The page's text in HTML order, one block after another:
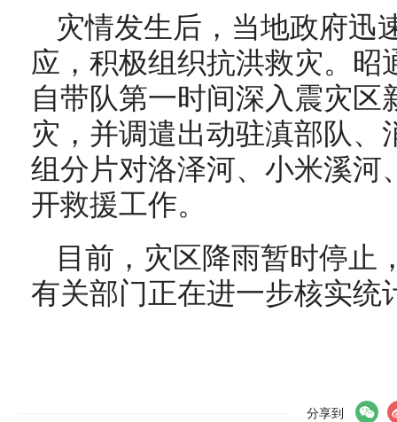
灾情发生后，当地政府迅
应，积极组织抗洪救灾。昭
自带队第一时间深入震灾区
灾，并调遣出动驻滇部队、
组分片对洛泽河、小米溪河
开救援工作。
目前，灾区降雨暂时停止
有关部门正在进一步核实统
分享到